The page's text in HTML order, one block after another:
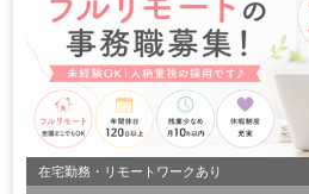
在宅勤務・リモートワークあり